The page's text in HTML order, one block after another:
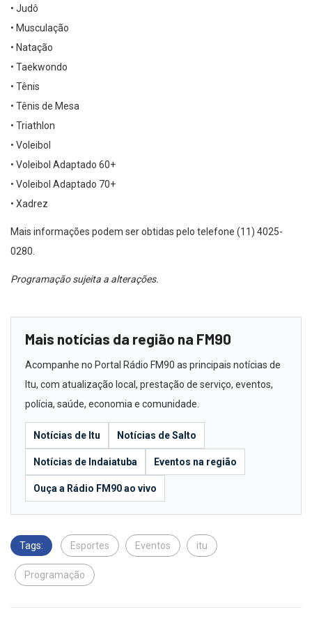
• Judô
• Musculação
• Natação
• Taekwondo
• Tênis
• Tênis de Mesa
• Triathlon
• Voleibol
• Voleibol Adaptado 60+
• Voleibol Adaptado 70+
• Xadrez
Mais informações podem ser obtidas pelo telefone (11) 4025-
0280.
Programação sujeita a alterações.
Mais notícias da região na FM90
Acompanhe no Portal Rádio FM90 as principais notícias de
Itu, com atualização local, prestação de serviço, eventos,
polícia, saúde, economia e comunidade.
Notícias de Itu Notícias de Salto
Notícias de Indaiatuba Eventos na região
Ouça a Rádio FM90 ao vivo
Tags: Esportes Eventos itu
Programação